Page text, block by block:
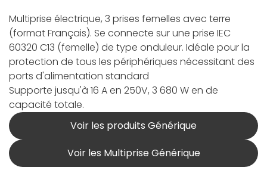
Multiprise électrique, 3 prises femelles avec terre
(format Français). Se connecte sur une prise IEC
60320 C13 (femelle) de type onduleur. Idéale pour la
protection de tous les périphériques nécessitant des
ports d'alimentation standard
Supporte jusqu'à 16 A en 250V, 3 680 W en de
capacité totale.
Voir les produits Générique
Voir les Multiprise Générique